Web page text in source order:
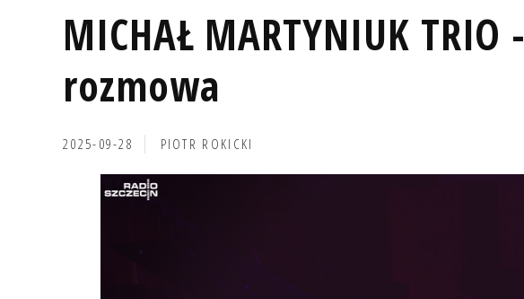
MICHAŁ MARTYNIUK TRIO -
rozmowa
2025-09-28 PIOTR ROKICKI